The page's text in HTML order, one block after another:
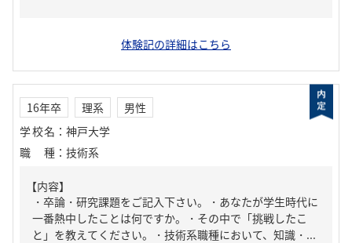
体験記の詳細はこちら
16年卒 理系
男性
学校名 ： 神戸大学
職種 ： 技術系
【内容】
・卒論・研究課題をご記入下さい。・あなたが学生時代に
一番熱中したことは何ですか。・その中で「挑戦したこ
と」を教えてください。・技術系職種において、知識・...